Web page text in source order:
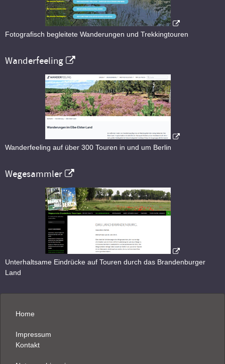
Fotografisch begleitete Wanderungen und Trekkingtouren
Wanderfeeling
Wanderfeeling auf über 300 Touren in und um Berlin
Wegesammler
Unterhaltsame Eindrücke auf Touren durch das Brandenburger
Land
Home
Impressum
Kontakt